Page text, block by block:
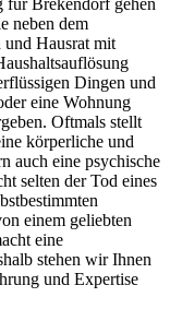
neben dem
Hausrat mit
Dingen und
eine Wohnung
Oftmals stellt
körperliche und
auch eine psychische
selten der Tod eines
einem geliebten
eine
stehen wir Ihnen
und Expertise